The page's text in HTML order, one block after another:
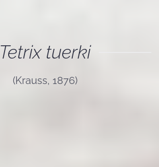
Tetrix tuerki
(Krauss, 1876)